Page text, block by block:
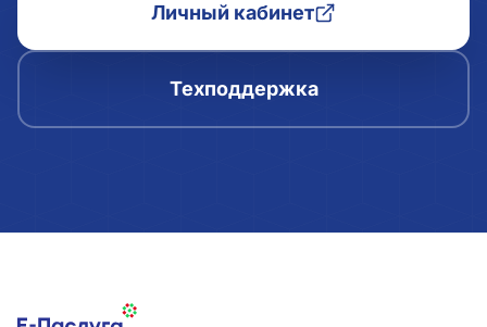
Личный кабинет
Техподдержка